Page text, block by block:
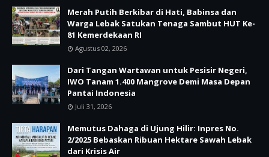
Merah Putih Berkibar di Hati, Babinsa dan
Warga Lebak Satukan Tenaga Sambut HUT Ke-
81 Kemerdekaan RI
Agustus 02, 2026
Dari Tangan Wartawan untuk Pesisir Negeri,
IWO Tanam 1.400 Mangrove Demi Masa Depan
Pantai Indonesia
Juli 31, 2026
Memutus Dahaga di Ujung Hilir: Inpres No.
2/2025 Bebaskan Ribuan Hektare Sawah Lebak
dari Krisis Air